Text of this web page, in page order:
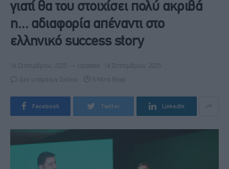
γιατί θα του στοιχίσει πολύ ακριβά
η... αδιαφορία απέναντι στο
ελληνικό success story
16 Σεπτεμβρίου, 2025 Updated: 16 Σεπτεμβρίου, 2025
Δεν υπάρχουν Σχόλια 5 Mins Read
Facebook Twitter LinkedIn